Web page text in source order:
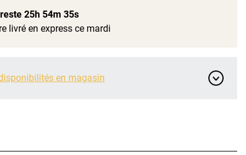
25h 54m 34s
livré en express ce mardi
en magasin